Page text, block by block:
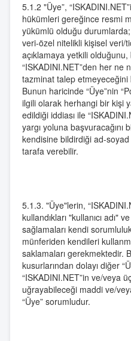
5.1.2 "Üye”,
hükümleri gereğince resmi
yükümlü olduğu
veri-özel nitelikli kişisel veri/
açıklamaya yetkili
“ISKADINI.NET”den her ne
tazminat talep
Bunun haricinde “Üye”nin
ilgili olarak herhangi bir kişi
edildiği iddiası ile
yargı yoluna başvuracağını
kendisine bildirdiği ad-soyad
tarafa verebilir.
5.1.3. "Üye"lerin,
kullandıkları "kullanıcı adı"
sağlamaları kendi
münferiden kendileri
saklamaları gerekmektedir.
kusurlarından dolayı diğer
“ISKADINI.NET”in ve/veya
uğrayabileceği maddi ve/
“Üye” sorumludur.